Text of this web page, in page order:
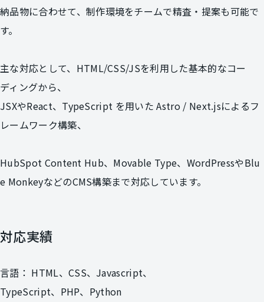
納品物に合わせて、制作環境をチームで精査・提案も可能で
す。
主な対応として、HTML/CSS/JSを利用した基本的なコー
ディングから、
JSXやReact、TypeScript を用いた Astro / Next.jsによるフ
レームワーク構築、
HubSpot Content Hub、Movable Type、WordPressやBlu
e MonkeyなどのCMS構築まで対応しています。
対応実績
言語： HTML、CSS、Javascript、
TypeScript、PHP、Python